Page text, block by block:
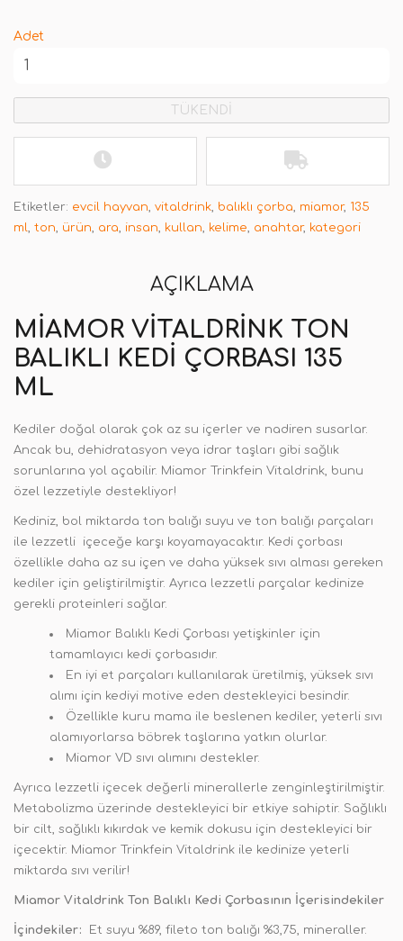
Adet
TÜKENDİ
Etiketler: evcil hayvan, vitaldrink, balıklı çorba, miamor, 135
ml, ton, ürün, ara, insan, kullan, kelime, anahtar, kategori
AÇIKLAMA
MIAMOR VITALDRINK TON
BALIKLI KEDI ÇORBASI 135
ML
Kediler doğal olarak çok az su içerler ve nadiren susarlar.
Ancak bu, dehidratasyon veya idrar taşları gibi sağlık
sorunlarına yol açabilir. Miamor Trinkfein Vitaldrink, bunu
özel lezzetiyle destekliyor!
Kediniz, bol miktarda ton balığı suyu ve ton balığı parçaları
ile lezzetli içeceğe karşı koyamayacaktır. Kedi çorbası
özellikle daha az su içen ve daha yüksek sıvı alması gereken
kediler için geliştirilmiştir. Ayrıca lezzetli parçalar kedinize
gerekli proteinleri sağlar.
Miamor Balıklı Kedi Çorbası yetişkinler için
tamamlayıcı kedi çorbasıdır.
En iyi et parçaları kullanılarak üretilmiş, yüksek sıvı
alımı için kediyi motive eden destekleyici besindir.
Özellikle kuru mama ile beslenen kediler, yeterli sıvı
alamıyorlarsa böbrek taşlarına yatkın olurlar.
Miamor VD sıvı alımını destekler.
Ayrıca lezzetli içecek değerli minerallerle zenginleştirilmiştir.
Metabolizma üzerinde destekleyici bir etkiye sahiptir. Sağlıklı
bir cilt, sağlıklı kıkırdak ve kemik dokusu için destekleyici bir
içecektir. Miamor Trinkfein Vitaldrink ile kedinize yeterli
miktarda sıvı verilir!
Miamor Vitaldrink Ton Balıklı Kedi Çorbasının İçerisindekiler
İçindekiler: Et suyu %89, fileto ton balığı %3,75, mineraller.